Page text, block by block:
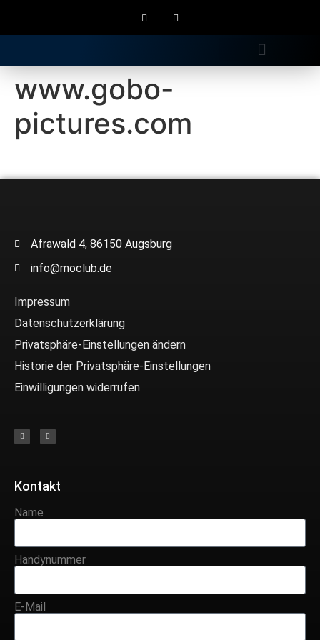
www.gobo-
pictures.com
Afrawald 4, 86150 Augsburg
info@moclub.de
Impressum
Datenschutzerklärung
Privatsphäre-Einstellungen ändern
Historie der Privatsphäre-Einstellungen
Einwilligungen widerrufen
Kontakt
Name
Handynummer
E-Mail